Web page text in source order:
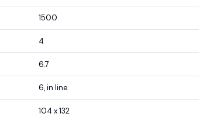
1500
4
6.7
6, in line
104 x 132